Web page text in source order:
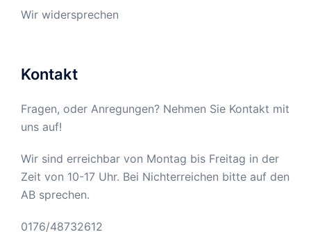
Wir widersprechen
Kontakt
Fragen, oder Anregungen? Nehmen Sie Kontakt mit
uns auf!
Wir sind erreichbar von Montag bis Freitag in der
Zeit von 10-17 Uhr. Bei Nichterreichen bitte auf den
AB sprechen.
0176/48732612